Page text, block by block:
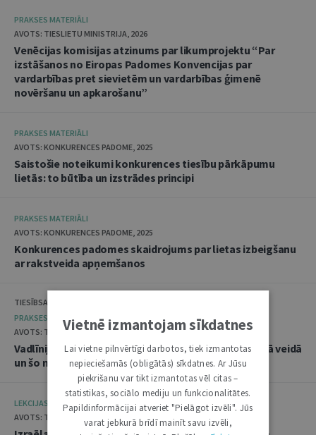
PRAKSES MATERIĀLI
AVOTS: TIESLIETU MINISTRIJA, 2026
Venēcijas komisijas atzinums par likumprojektu “Par
izstāšanos no Eiropas Padomes Konvencijas par
vardarbības pret sievietēm un vardarbības ģimenē
novēršanu un apkarošanu”
PRAKSES MATERIĀLI
AVOTS: KONKURENCES PADOME, 2025
Saistošie noteikumi konkurences tiesību pārkāpumu
lietās: to būtība un izstrādes principi
PRAKSES MATERIĀLI
AVOTS: KONKURENCES PADOME, 2025
Konkurences padomes skaidrojums par lietas izbeigšanu
ar rakstveida apņemšanos
TIESĪBSARGA BIROJS, DATU VALSTS INSPEKCIJA
PRAKSES MATERIĀLI
AVOTS: TIESĪBSARGA BIROJS, 2025
Vadlīnijas "Amatpersonu datu apstrāde audiovizuālā veidā
un šo materiālu publicēšana"
LEKCIJAS
AVOTS: TIESLIETU AKADĒMIJA, 2025
Vietnē izmantojam sīkdatnes
Lai vietne pilnvērtīgi darbotos, tiek izmantotas
nepieciešamās (obligātās) sīkdatnes. Ar Jūsu
piekrišanu var tikt izmantotas vēl citas –
statistikas, sociālo mediju un funkcionalitātes.
Papildinformācijai atveriet "Pielāgot izvēli". Jūs
varat jebkurā brīdī mainīt savu izvēli,